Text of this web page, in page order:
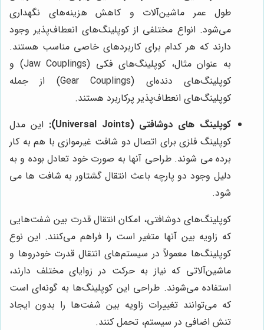
طول عمر ماشین‌آلات و کاهش هزینه‌های نگهداری
می‌شود. انواع مختلفی از کوپلینگ‌های انعطاف‌پذیر وجود
دارند که هر کدام برای کاربردهای خاصی مناسب هستند.
به عنوان مثال، کوپلینگ‌های فکی (Jaw Couplings) و
کوپلینگ‌های دنده‌ای (Gear Couplings) از جمله
کوپلینگ‌های انعطاف‌پذیر پرکاربرد هستند.
کوپلینگ های دوشافتی (Universal Joints):
این مدل
کوپلینگ فلزی برای اتصال دو شافت غیرموازی با هم به کار
برده می‌ شوند. طراحی آنها به صورت خود تعادل بوده و به
دلیل وجود دو پارچه باعث انتقال گشتاور به شافت ‌ها می‌
شود.
کوپلینگ‌های دوشافتی، امکان انتقال قدرت بین شفت‌هایی
که زاویه بین آنها متغیر است را فراهم می‌کنند. این نوع
کوپلینگ‌ها معمولاً در سیستم‌های انتقال قدرت خودروها و
ماشین‌آلاتی که نیاز به حرکت در زوایای مختلف دارند،
استفاده می‌شوند. طراحی این کوپلینگ‌ها به گونه‌ای است
که می‌توانند تغییرات زاویه بین شفت‌ها را بدون ایجاد
تنش اضافی در سیستم، تحمل کنند.